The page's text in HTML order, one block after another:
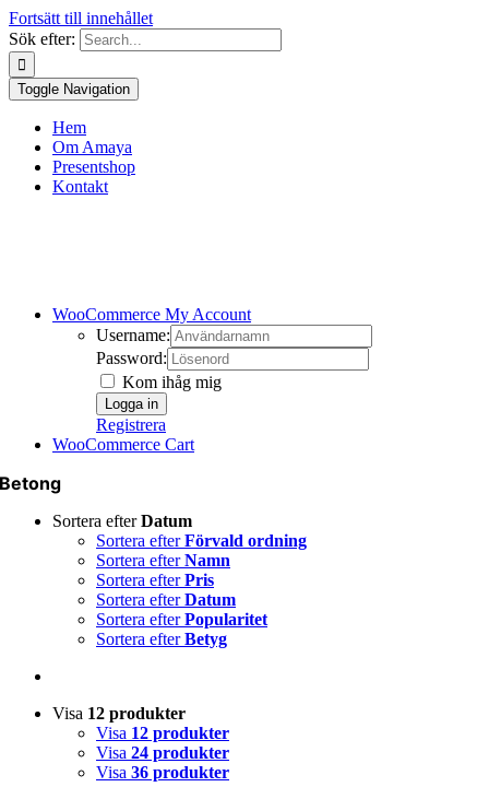
Fortsätt till innehållet
Sök efter:
Toggle Navigation
Hem
Om Amaya
Presentshop
Kontakt
WooCommerce My Account
Username:
Password:
Kom ihåg mig
Registrera
WooCommerce Cart
Betong
Sortera efterDatum
Sortera efterFörvald ordning
Sortera efterNamn
Sortera efterPris
Sortera efterDatum
Sortera efterPopularitet
Sortera efterBetyg
Visa 12 produkter
Visa 12 produkter
Visa 24 produkter
Visa 36 produkter